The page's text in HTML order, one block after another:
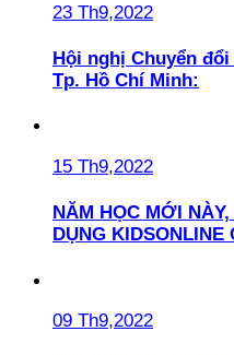
23 Th9,2022
Hội nghị Chuyển
Tp. Hồ Chí Minh:
15 Th9,2022
NĂM HỌC MỚI
DỤNG KIDSONLINE
09 Th9,2022